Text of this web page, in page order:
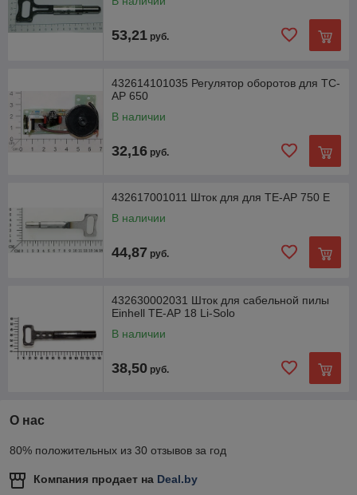
53,21 руб.
432614101035 Регулятор оборотов для TC-
AP 650
В наличии
32,16 руб.
432617001011 Шток для для TE-AP 750 E
В наличии
44,87 руб.
432630002031 Шток для сабельной пилы
Einhell TE-AP 18 Li-Solo
В наличии
38,50 руб.
О нас
80% положительных из 30 отзывов за год
Компания продает на Deal.by